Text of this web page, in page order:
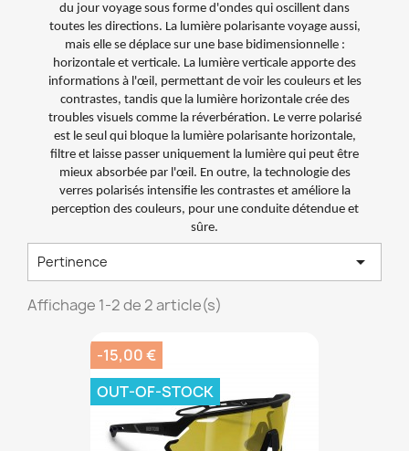
du jour voyage sous forme d'ondes qui oscillent dans
toutes les directions. La lumière polarisante voyage aussi,
mais elle se déplace sur une base bidimensionnelle :
horizontale et verticale. La lumière verticale apporte des
informations à l'œil, permettant de voir les couleurs et les
contrastes, tandis que la lumière horizontale crée des
troubles visuels comme la réverbération. Le verre polarisé
est le seul qui bloque la lumière polarisante horizontale,
filtre et laisse passer uniquement la lumière qui peut être
mieux absorbée par l'œil. En outre, la technologie des
verres polarisés intensifie les contrastes et améliore la
perception des couleurs, pour une conduite détendue et
sûre.
Pertinence 
Affichage 1-2 de 2 article(s)
-15,00 €
OUT-OF-STOCK